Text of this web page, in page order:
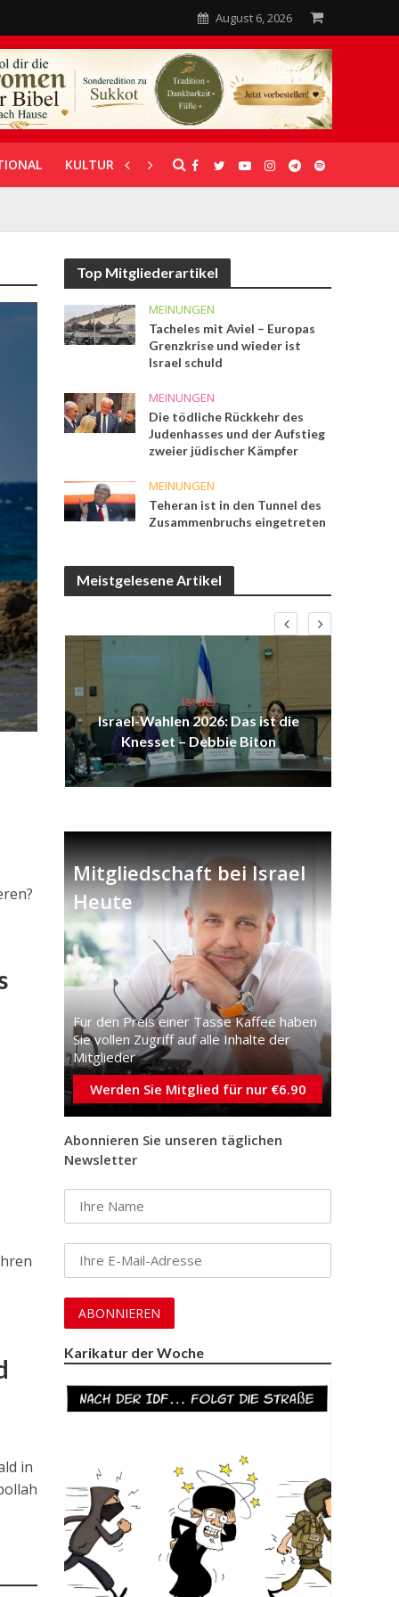
August 6, 2026
KULTUR UNTERSTÜTZUNG
in
Top Mitgliederartikel
MEINUNGEN
Tacheles mit Aviel – Europas
Grenzkrise und wieder ist
Israel schuld
MEINUNGEN
Die tödliche Rückkehr des
Judenhasses und der Aufstieg
zweier jüdischer Kämpfer
MEINUNGEN
Teheran ist in den Tunnel des
Zusammenbruchs eingetreten
Meistgelesene Artikel
ist
Israel
Israel-Wahlen 2026: Das ist die
Knesset – Debbie Biton
Mitgliedschaft bei Israel
Heute
Für den Preis einer Tasse Kaffee haben
Sie vollen Zugriff auf alle Inhalte der
Mitglieder
Werden Sie Mitglied für nur €6.90
Abonnieren Sie unseren täglichen
Newsletter
Karikatur der Woche